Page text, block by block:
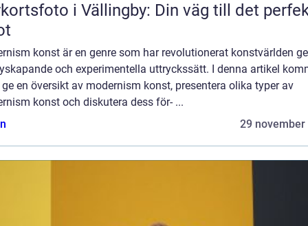
i Vällingby: Din väg till det
konst är en genre som har revolutionerat konstvärlden
och experimentella uttryckssätt. I denna artikel
en översikt av modernism konst, presentera olika typer av
konst och diskutera dess för- ...
29 november